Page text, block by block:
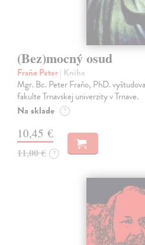
(Bez)mocný osud
Fraňo Peter| Kniha
Mgr. Bc. Peter Fraňo, PhD.
fakulte Trnavskej univerzity v Trnave.
Na sklade ?
10,45 €
11,00 € ?